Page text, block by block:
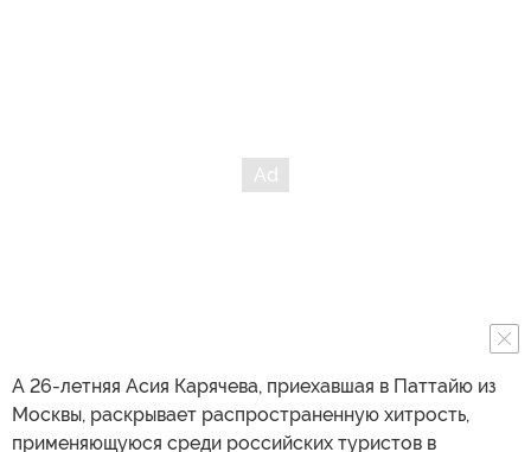
А 26-летняя Асия Карячева, приехавшая в Паттайю из
Москвы, раскрывает распространенную хитрость,
применяющуюся среди российских туристов в